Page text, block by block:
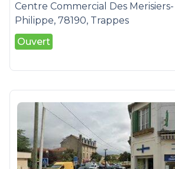
Centre Commercial Des
Philippe, 78190, Trappes
Ouvert